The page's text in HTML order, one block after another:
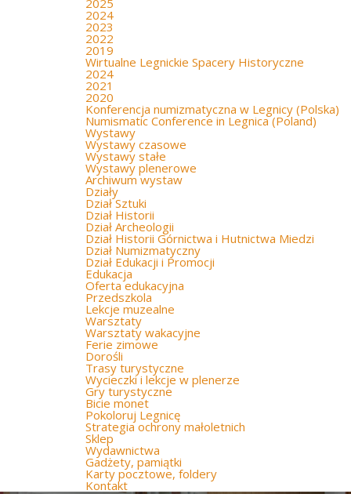
2025
2024
2023
2022
2019
Wirtualne Legnickie Spacery Historyczne
2024
2021
2020
Konferencja numizmatyczna w Legnicy (Polska)
Numismatic Conference in Legnica (Poland)
Wystawy
Wystawy czasowe
Wystawy stałe
Wystawy plenerowe
Archiwum wystaw
Działy
Dział Sztuki
Dział Historii
Dział Archeologii
Dział Historii Górnictwa i Hutnictwa Miedzi
Dział Numizmatyczny
Dział Edukacji i Promocji
Edukacja
Oferta edukacyjna
Przedszkola
Lekcje muzealne
Warsztaty
Warsztaty wakacyjne
Ferie zimowe
Dorośli
Trasy turystyczne
Wycieczki i lekcje w plenerze
Gry turystyczne
Bicie monet
Pokoloruj Legnicę
Strategia ochrony małoletnich
Sklep
Wydawnictwa
Gadżety, pamiątki
Karty pocztowe, foldery
Kontakt